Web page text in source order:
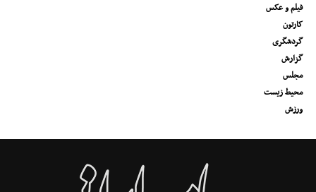
فیلم و عکس
کارتون
گردشگری
گزارش
مجلس
محیط زیست
ورزش